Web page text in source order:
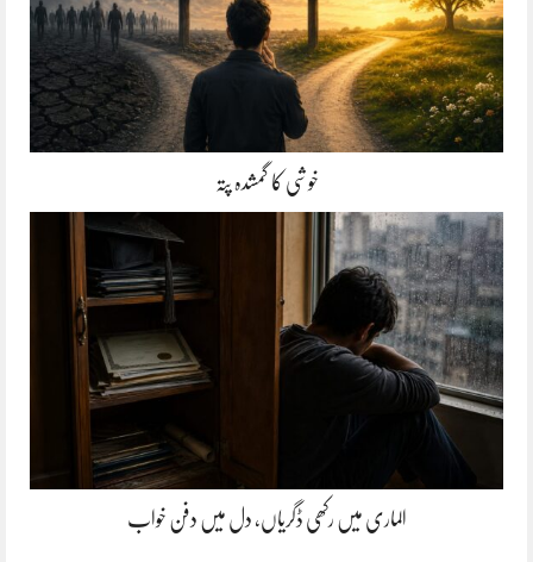
خوشی کا گمشدہ پتہ
الماری میں رکھی ڈگریاں، دل میں دفن خواب